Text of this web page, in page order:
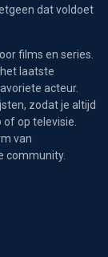
dat voldoet
films en series.
laatste
acteur.
zodat je altijd
op televisie.
van
community.